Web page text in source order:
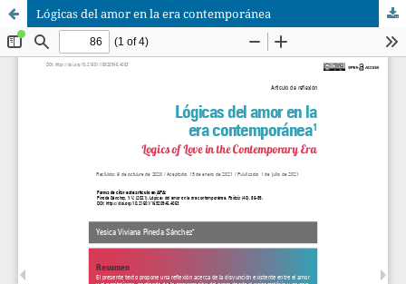
Lógicas del amor en la era contemporánea